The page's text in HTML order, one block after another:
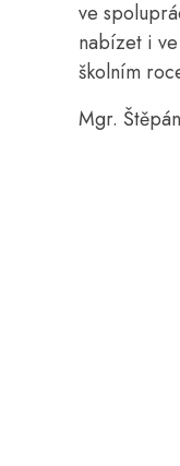
ve
nabízet i ve
školním
Mgr.